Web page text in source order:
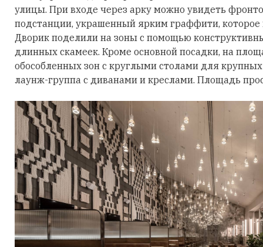
улицы. При входе через арку можно увидеть
подстанции, украшенный ярким граффити, которое
Дворик поделили на зоны с помощью
длинных скамеек. Кроме основной посадки, на
обособленных зон с круглыми столами для
лаунж-группа с диванами и креслами. Площадь